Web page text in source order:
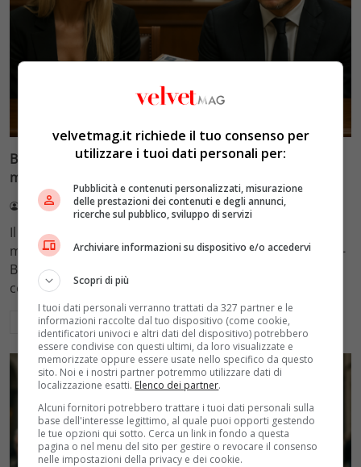
Blasi vs Totti: il giudice riduce l’assegno di
mantenimento a 10.900 euro
Redazione VelvetMAG 4 Agosto 2026
Il Tribunale di Roma ha fissato l'assegno di
mantenimento figli a 10.900 euro mensili nel caso Totti-
Blasi, respingendo la richiesta di 20mila euro della
conduttrice.
Leggi di più
velvetmag.it richiede il tuo consenso per
utilizzare i tuoi dati personali per:
Pubblicità e contenuti personalizzati, misurazione
delle prestazioni dei contenuti e degli annunci,
ricerche sul pubblico, sviluppo di servizi
Archiviare informazioni su dispositivo e/o accedervi
Scopri di più
I tuoi dati personali verranno trattati da 327 partner e le
informazioni raccolte dal tuo dispositivo (come cookie,
identificatori univoci e altri dati del dispositivo) potrebbero
essere condivise con questi ultimi, da loro visualizzate e
memorizzate oppure essere usate nello specifico da questo
sito. Noi e i nostri partner potremmo utilizzare dati di
localizzazione esatti. Elenco dei partner.
Alcuni fornitori potrebbero trattare i tuoi dati personali sulla
base dell'interesse legittimo, al quale puoi opporti gestendo
le tue opzioni qui sotto. Cerca un link in fondo a questa
pagina o nel menu del sito per gestire o revocare il consenso
nelle impostazioni della privacy e dei cookie.